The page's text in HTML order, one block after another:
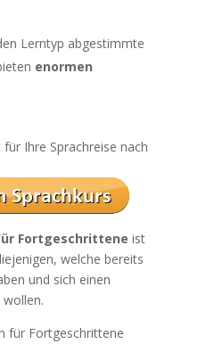
Lerntyp abgestimmte
enormen
Ihre Sprachreise nach
Fortgeschrittene ist
welche bereits
und sich einen
für Fortgeschrittene